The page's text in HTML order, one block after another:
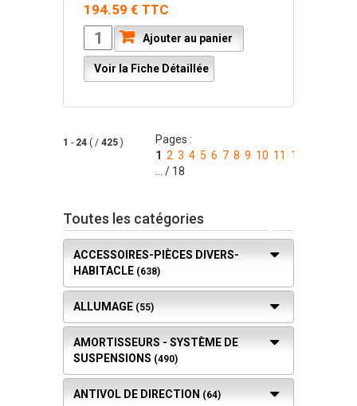
194.59 € TTC
Ajouter au panier
Voir la Fiche Détaillée
1 - 24 ( / 425 )
Pages :
1 2 3 4 5 6 7 8 9 10 11 12
... / 18
Toutes les catégories
ACCESSOIRES-PIÈCES DIVERS-
HABITACLE (638)
ALLUMAGE (55)
AMORTISSEURS - SYSTÈME DE
SUSPENSIONS (490)
ANTIVOL DE DIRECTION (64)